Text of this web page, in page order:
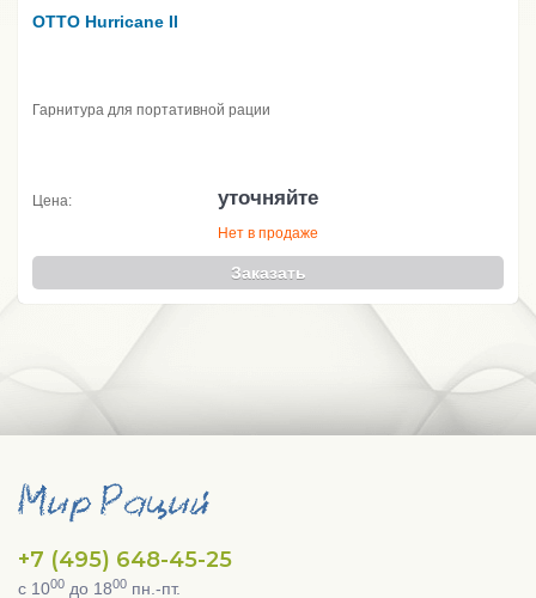
OTTO Hurricane II
Гарнитура для портативной рации
Цена: уточняйте
Нет в продаже
Заказать
+7 (495) 648-45-25
с 1000 до 1800 пн.-пт.